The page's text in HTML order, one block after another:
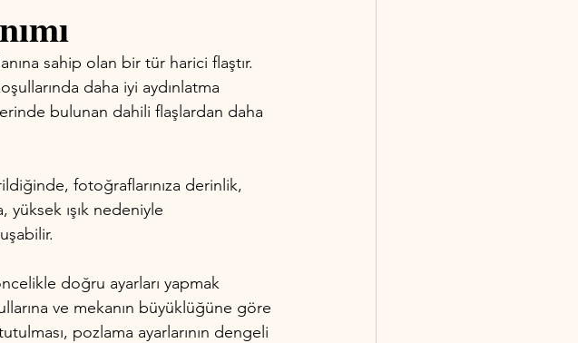
sahip olan bir tür harici flaştır.
daha iyi aydınlatma
bulunan dahili flaşlardan daha
fotoğraflarınıza derinlik,
yüksek ışık nedeniyle
doğru ayarları yapmak
ve mekanın büyüklüğüne göre
pozlama ayarlarının dengeli